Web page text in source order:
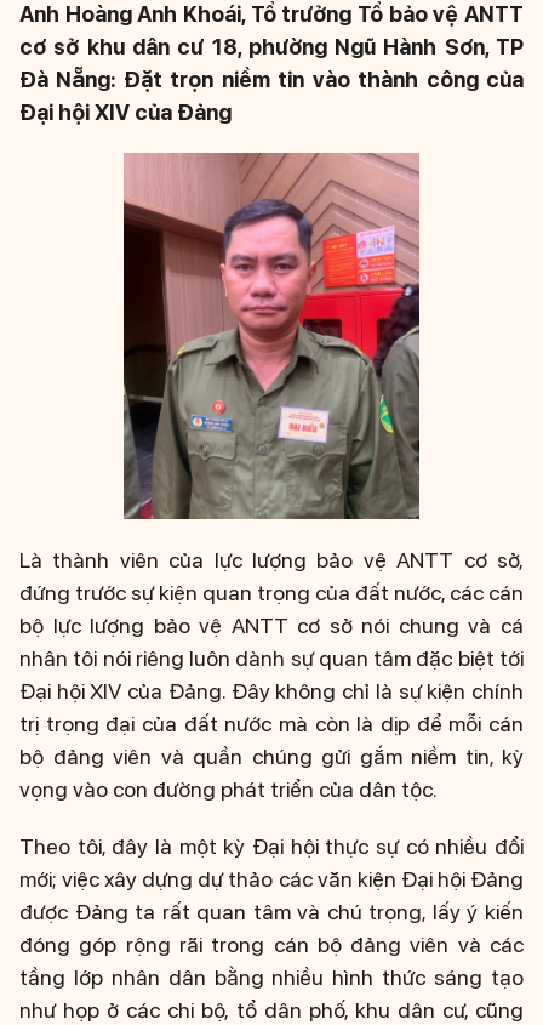
Anh Hoàng Anh Khoái, Tổ trưởng Tổ bảo vệ ANTT
cơ sở khu dân cư 18, phường Ngũ Hành Sơn, TP
Đà Nẵng: Đặt trọn niềm tin vào thành công của
Đại hội XIV của Đảng
Là thành viên của lực lượng bảo vệ ANTT cơ sở,
đứng trước sự kiện quan trọng của đất nước, các cán
bộ lực lượng bảo vệ ANTT cơ sở nói chung và cá
nhân tôi nói riêng luôn dành sự quan tâm đặc biệt tới
Đại hội XIV của Đảng. Đây không chỉ là sự kiện chính
trị trọng đại của đất nước mà còn là dịp để mỗi cán
bộ đảng viên và quần chúng gửi gắm niềm tin, kỳ
vọng vào con đường phát triển của dân tộc.
Theo tôi, đây là một kỳ Đại hội thực sự có nhiều đổi
mới; việc xây dựng dự thảo các văn kiện Đại hội Đảng
được Đảng ta rất quan tâm và chú trọng, lấy ý kiến
đóng góp rộng rãi trong cán bộ đảng viên và các
tầng lớp nhân dân bằng nhiều hình thức sáng tạo
như họp ở các chi bộ, tổ dân phố, khu dân cư, cũng